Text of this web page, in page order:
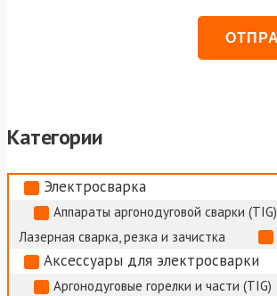
Категории
Электросварка
Аппараты аргонодуговой сварки (TIG)
Лазерная сварка, резка и зачистка
Аксессуары для электросварки
Аргонодуговые горелки и части (TIG)